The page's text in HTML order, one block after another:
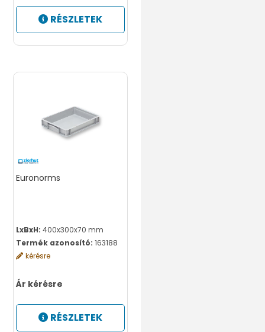
RÉSZLETEK
Euronorms
LxBxH: 400x300x70 mm
Termék azonosító: 163188
kérésre
Ár kérésre
RÉSZLETEK